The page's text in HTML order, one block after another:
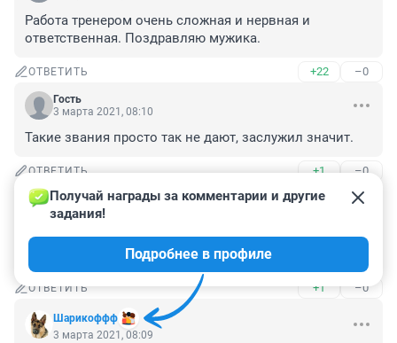
Работа тренером очень сложная и нервная и
ответственная. Поздравляю мужика.
ОТВЕТИТЬ +22 –0
Гость
3 марта 2021, 08:10
Такие звания просто так не дают, заслужил значит.
ОТВЕТИТЬ +1 –0
Гость
3 марта 2021, 08:09
Не все дослуживаются до наград местного уровня, а у
него теперь на порядок выше. Поздравляю.
ОТВЕТИТЬ +1 –0
Шарикоффф
Получай награды за комментарии и другие
задания!
Подробнее в профиле
3 марта 2021, 08:09